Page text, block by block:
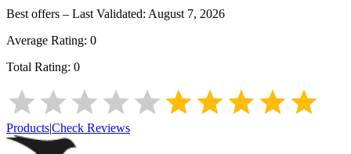
Best offers – Last Validated: August 7, 2026
Average Rating: 0
Total Rating: 0
Products|Check Reviews